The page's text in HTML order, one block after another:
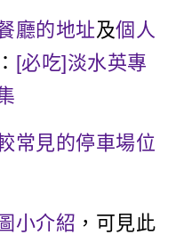
廳的地址及個人
[必吃]淡水英專
常見的停車場位
小介紹 ，可見此